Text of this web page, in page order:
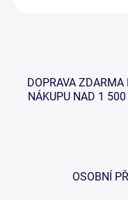
DOPRAVA ZDARMA
NÁKUPU NAD 1 500
OSOBNÍ